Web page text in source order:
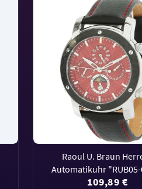
Raoul U. Braun
Automatikuhr
109,89 €